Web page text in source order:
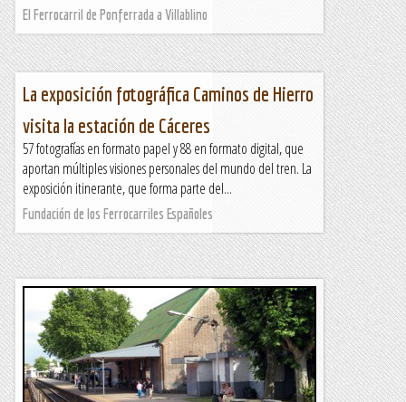
El Ferrocarril de Ponferrada a Villablino
La exposición fotográfica Caminos de Hierro
visita la estación de Cáceres
57 fotografías en formato papel y 88 en formato digital, que
aportan múltiples visiones personales del mundo del tren. La
exposición itinerante, que forma parte del...
Fundación de los Ferrocarriles Españoles